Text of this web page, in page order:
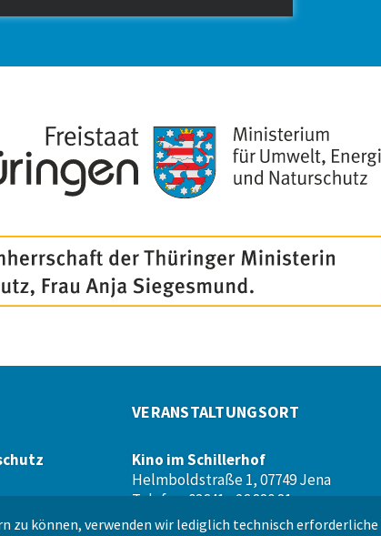
VERANSTALTUNGSORT
Kino im Schillerhof
Helmboldstraße 1, 07749 Jena
Telefon: 03641 - 26 880 81
Webseite:www.schillerhof.org
können, verwenden wir lediglich technisch erforderliche